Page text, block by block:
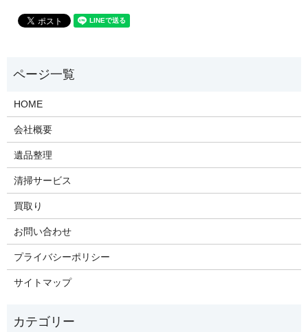
HOME
会社概要
遺品整理
清掃サービス
買取り
お問い合わせ
プライバシーポリシー
サイトマップ